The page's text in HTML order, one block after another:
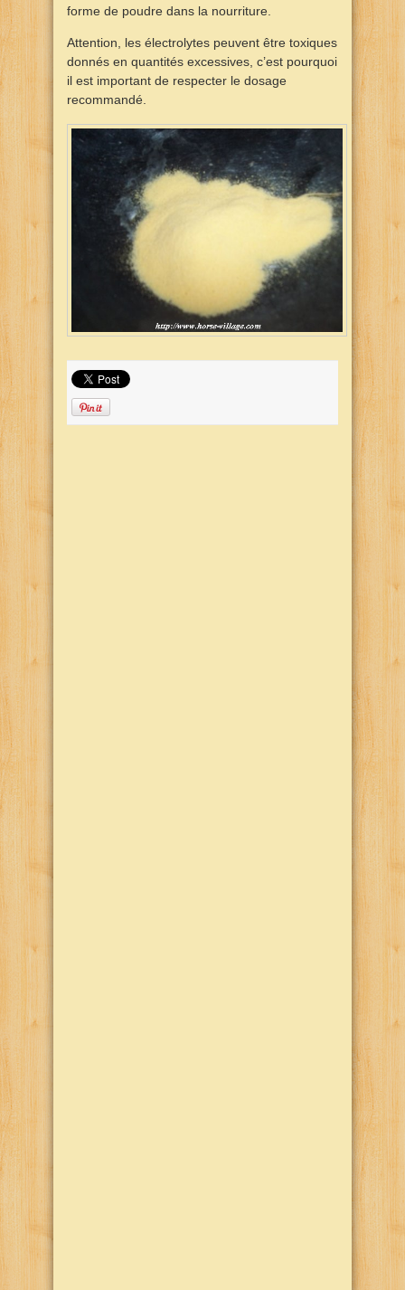
forme de poudre dans la nourriture.
Attention, les électrolytes peuvent être toxiques
donnés en quantités excessives, c’est pourquoi
il est important de respecter le dosage
recommandé.